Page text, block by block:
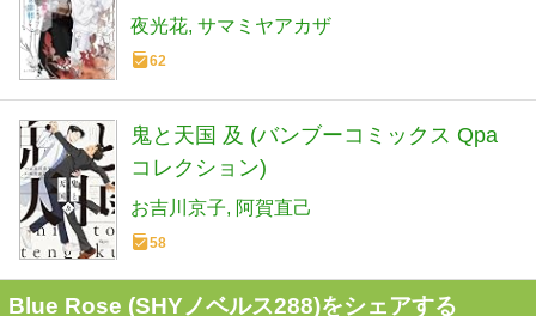
夜光花 サマミヤアカザ
62
鬼と天国 及 (バンブーコミックス Qpa
コレクション)
お吉川京子 阿賀直己
58
Blue Rose (SHYノベルス288)をシェアする